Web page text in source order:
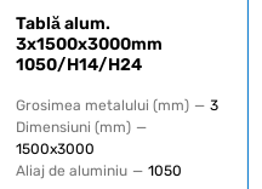
Tablă alum.
3x1500x3000mm
1050/H14/H24
Grosimea metalului (mm) — 3
Dimensiuni (mm) —
1500х3000
Aliaj de aluminiu — 1050